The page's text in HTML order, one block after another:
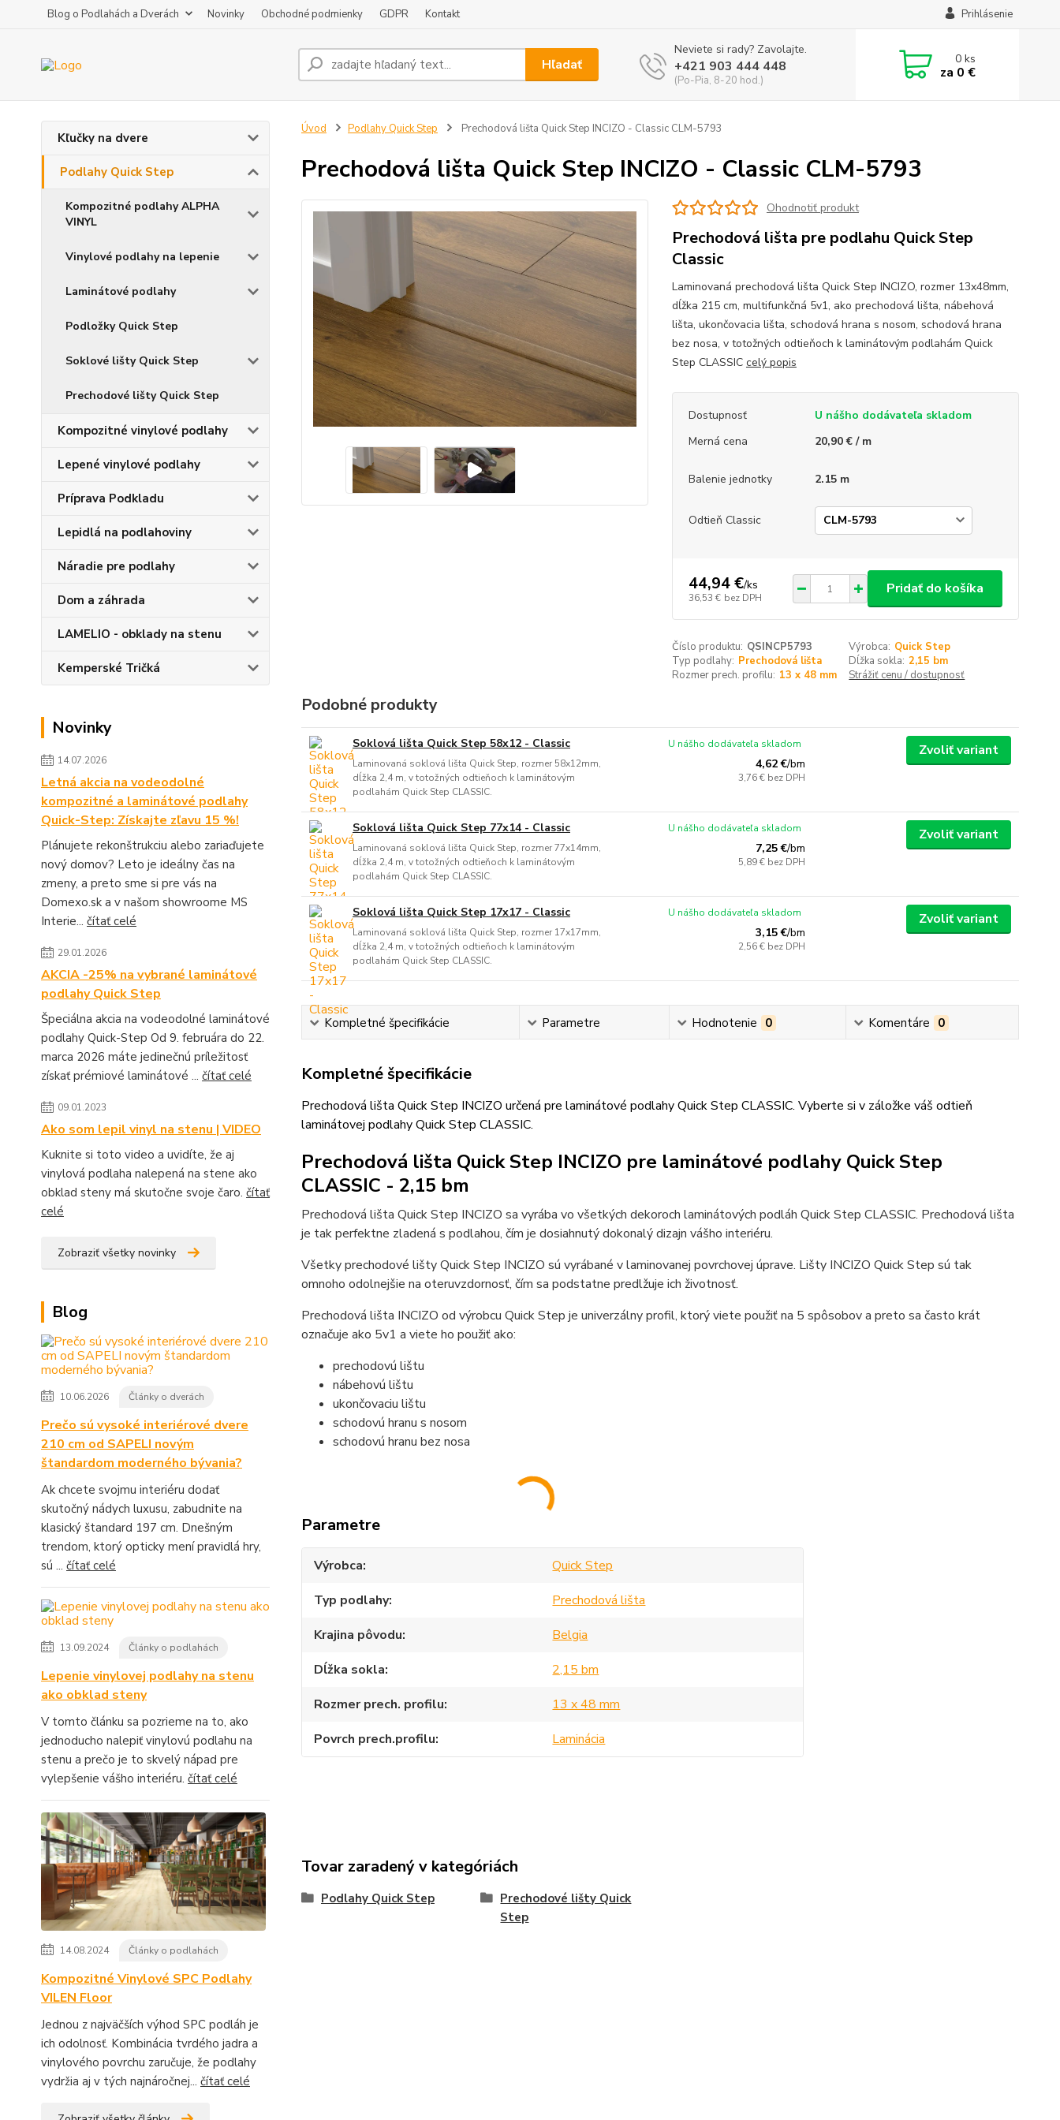
Blog o Podlahách a Dverách Novinky Obchodné podmienky GDPR Kontakt Prihlásenie
Hľadať
Neviete si rady? Zavolajte.
+421 903 444 448
(Po-Pia, 8-20 hod.)
0ks
za 0 €
Kľučky na dvere
Podlahy Quick Step
Kompozitné podlahy ALPHA
VINYL
Vinylové podlahy na lepenie
Laminátové podlahy
Podložky Quick Step
Soklové lišty Quick Step
Prechodové lišty Quick Step
Kompozitné vinylové podlahy
Lepené vinylové podlahy
Príprava Podkladu
Lepidlá na podlahoviny
Náradie pre podlahy
Dom a záhrada
LAMELIO - obklady na stenu
Kemperské Tričká
Novinky
14.07.2026
Letná akcia na vodeodolné
kompozitné a laminátové podlahy
Quick-Step: Získajte zľavu 15 %!
Plánujete rekonštrukciu alebo zariaďujete
nový domov? Leto je ideálny čas na
zmeny, a preto sme si pre vás na
Domexo.sk a v našom showroome MS
Interie... čítať celé
29.01.2026
AKCIA -25% na vybrané laminátové
podlahy Quick Step
Špeciálna akcia na vodeodolné laminátové
podlahy Quick-Step Od 9. februára do 22.
marca 2026 máte jedinečnú príležitosť
získať prémiové laminátové ... čítať celé
09.01.2023
Ako som lepil vinyl na stenu | VIDEO
Kuknite si toto video a uvidíte, že aj
vinylová podlaha nalepená na stene ako
obklad steny má skutočne svoje čaro. čítať
celé
Zobraziť všetky novinky
Blog
10.06.2026 Články o dverách
Prečo sú vysoké interiérové dvere
210 cm od SAPELI novým
štandardom moderného bývania?
Ak chcete svojmu interiéru dodať
skutočný nádych luxusu, zabudnite na
klasický štandard 197 cm. Dnešným
trendom, ktorý opticky mení pravidlá hry,
sú ... čítať celé
13.09.2024 Články o podlahách
Lepenie vinylovej podlahy na stenu
ako obklad steny
V tomto článku sa pozrieme na to, ako
jednoducho nalepiť vinylovú podlahu na
stenu a prečo je to skvelý nápad pre
vylepšenie vášho interiéru. čítať celé
14.08.2024 Články o podlahách
Kompozitné Vinylové SPC Podlahy
VILEN Floor
Jednou z najväčších výhod SPC podláh je
ich odolnosť. Kombinácia tvrdého jadra a
vinylového povrchu zaručuje, že podlahy
vydržia aj v tých najnáročnej... čítať celé
Úvod Podlahy Quick Step Prechodová lišta Quick Step INCIZO - Classic CLM-5793
Prechodová lišta Quick Step INCIZO - Classic CLM-5793
Ohodnotiť produkt
Prechodová lišta pre podlahu Quick Step
Classic
Laminovaná prechodová lišta Quick Step INCIZO, rozmer 13x48mm,
dĺžka 215 cm, multifunkčná 5v1, ako prechodová lišta, nábehová
lišta, ukončovacia lišta, schodová hrana s nosom, schodová hrana
bez nosa, v totožných odtieňoch k laminátovým podlahám Quick
Step CLASSIC celý popis
Dostupnosť
U nášho dodávateľa skladom
Merná cena
20,90 € / m
Balenie jednotky 2.15 m
Odtieň Classic
44,94 €/ks
36,53 € bez DPH
Pridať do košíka
Číslo produktu: QSINCP5793 Výrobca: Quick Step
Typ podlahy: Prechodová lišta Dĺžka sokla: 2,15 bm
Rozmer prech. profilu: 13 x 48 mm Strážiť cenu / dostupnosť
Podobné produkty
Soklová lišta Quick Step 58x12 - Classic
Laminovaná soklová lišta Quick Step, rozmer 58x12mm,
dĺžka 2,4 m, v totožných odtieňoch k laminátovým
podlahám Quick Step CLASSIC.
4,62 €/bm
3,76 € bez DPH
U nášho dodávateľa skladom Zvoliť variant
Soklová lišta Quick Step 77x14 - Classic
Laminovaná soklová lišta Quick Step, rozmer 77x14mm,
dĺžka 2,4 m, v totožných odtieňoch k laminátovým
podlahám Quick Step CLASSIC.
7,25 €/bm
5,89 € bez DPH
U nášho dodávateľa skladom Zvoliť variant
Soklová lišta Quick Step 17x17 - Classic
Laminovaná soklová lišta Quick Step, rozmer 17x17mm,
dĺžka 2,4 m, v totožných odtieňoch k laminátovým
podlahám Quick Step CLASSIC.
3,15 €/bm
2,56 € bez DPH
U nášho dodávateľa skladom Zvoliť variant
Kompletné špecifikácie Parametre Hodnotenie 0 Komentáre 0
Kompletné špecifikácie
Prechodová lišta Quick Step INCIZO určená pre laminátové podlahy Quick Step CLASSIC. Vyberte si v záložke váš odtieň
laminátovej podlahy Quick Step CLASSIC.
Prechodová lišta Quick Step INCIZO pre laminátové podlahy Quick Step
CLASSIC - 2,15 bm
Prechodová lišta Quick Step INCIZO sa vyrába vo všetkých dekoroch laminátových podláh Quick Step CLASSIC. Prechodová lišta
je tak perfektne zladená s podlahou, čím je dosiahnutý dokonalý dizajn vášho interiéru.
Všetky prechodové lišty Quick Step INCIZO sú vyrábané v laminovanej povrchovej úprave. Lišty INCIZO Quick Step sú tak
omnoho odolnejšie na oteruvzdornosť, čím sa podstatne predlžuje ich životnosť.
Prechodová lišta INCIZO od výrobcu Quick Step je univerzálny profil, ktorý viete použiť na 5 spôsobov a preto sa často krát
označuje ako 5v1 a viete ho použiť ako:
prechodovú lištu
nábehovú lištu
ukončovaciu lištu
schodovú hranu s nosom
schodovú hranu bez nosa
Parametre
Výrobca
Quick Step
Typ podlahy
Prechodová lišta
Krajina pôvodu
Belgia
Dĺžka sokla
2,15 bm
Rozmer prech. profilu
13 x 48 mm
Povrch prech.profilu
Laminácia
Tovar zaradený v kategóriách
Podlahy Quick Step
Prechodové lišty Quick
Step